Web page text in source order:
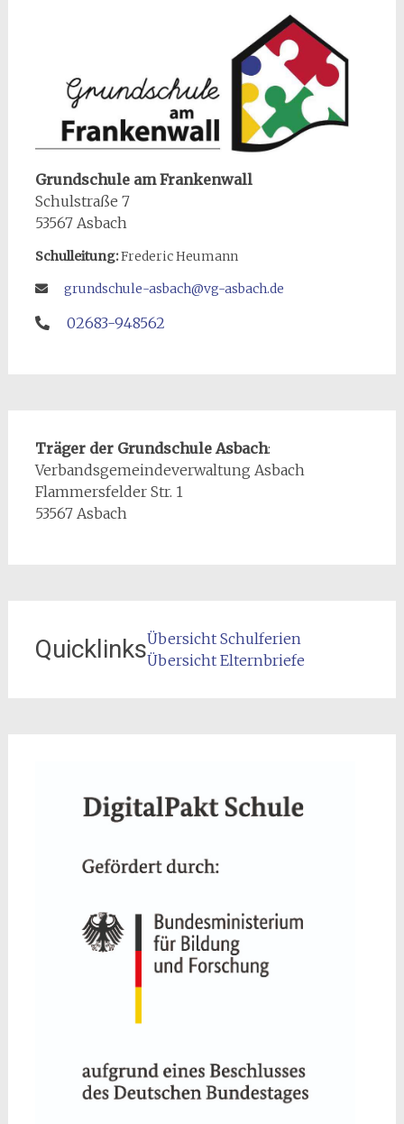
Grundschule am Frankenwall
Schulstraße 7
53567 Asbach
Schulleitung:Frederic Heumann
grundschule-asbach@vg-asbach.de
02683-948562
Träger der Grundschule Asbach:
Verbandsgemeindeverwaltung Asbach
Flammersfelder Str. 1
53567 Asbach
QuicklinksÜbersicht Schulferien
Übersicht Elternbriefe